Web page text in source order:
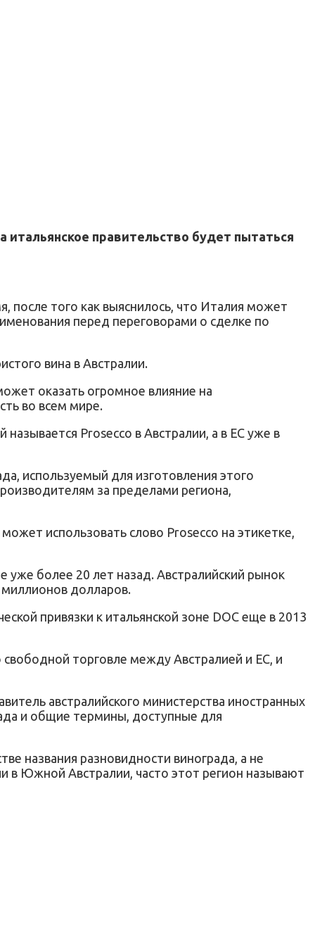
итальянское правительство будет пытаться
после того как выяснилось, что Италия может
перед переговорами о сделке по
вина в Австралии.
оказать огромное влияние на
во всем мире.
Prosecco в Австралии, а в ЕС уже в
используемый для изготовления этого
за пределами региона,
использовать слово Prosecco на этикетке,
уже более 20 лет назад. Австралийский рынок
долларов.
привязки к итальянской зоне DOC еще в 2013
торговле между Австралией и ЕС, и
австралийского министерства иностранных
и общие термины, доступные для
названия разновидности винограда, а не
в Южной Австралии, часто этот регион называют